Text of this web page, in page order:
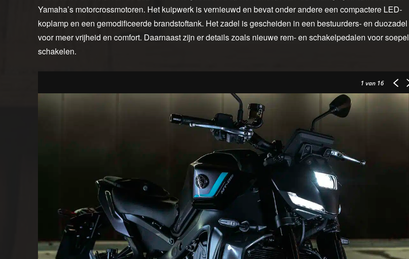
Yamaha’s motorcrossmotoren. Het kuipwerk is vernieuwd en bevat onder andere een compactere LED-
koplamp en een gemodificeerde brandstoftank. Het zadel is gescheiden in een bestuurders- en duozadel
voor meer vrijheid en comfort. Daarnaast zijn er details zoals nieuwe rem- en schakelpedalen voor soepel
schakelen.
1 van 16